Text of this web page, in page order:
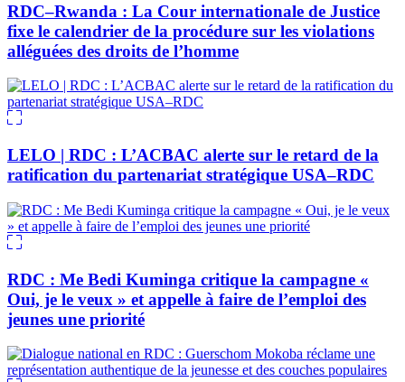
RDC–Rwanda : La Cour internationale de Justice
fixe le calendrier de la procédure sur les violations
alléguées des droits de l’homme
LELO | RDC : L’ACBAC alerte sur le retard de la
ratification du partenariat stratégique USA–RDC
RDC : Me Bedi Kuminga critique la campagne «
Oui, je le veux » et appelle à faire de l’emploi des
jeunes une priorité